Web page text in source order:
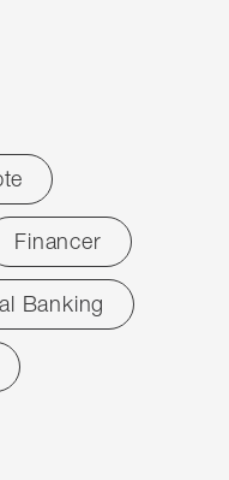
Financer
Banking